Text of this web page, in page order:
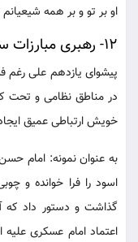
او بر تو و بر همه شیعیانم
12- رهبری مبارزات سری
پیشوای یازدهم علی رغم
در مناطق نظامی و تحت
خویش ارتباطی عمیق
به عنوان نمونه: امام
اسود را فرا خوانده و
گذاشت و دستور داد که
اعتماد امام عسکری